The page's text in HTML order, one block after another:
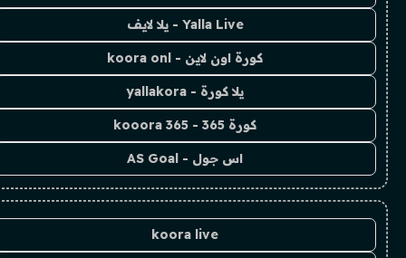
Yalla Live - يلا لايف
كورة اون لاين - koora onl
يلا كورة - yallakora
كورة 365 - kooora 365
اس جول - AS Goal
koora live